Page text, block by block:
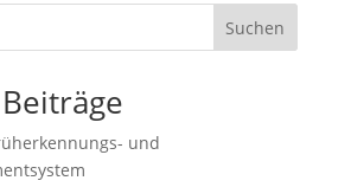
Kontakt
Suchen
und